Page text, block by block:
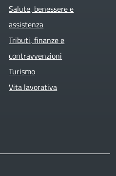
Salute, benessere e
assistenza
Tributi, finanze e
contravvenzioni
Turismo
Vita lavorativa